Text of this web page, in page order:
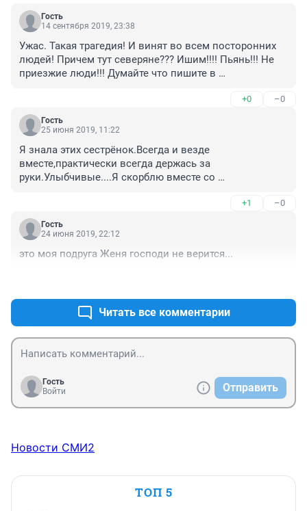
Гость
14 сентября 2019, 23:38
Ужас. Такая трагедия! И винят во всем посторонних
людей! Причем тут северяне??? Ишим!!!! Пьянь!!! Не
приезжие люди!!! Думайте что пишите в
Плохо что у нас нет законов "Жизнь за Жизнь"!!!
+0 –0
Гость
25 июня 2019, 11:22
Я знала этих сестрёнок.Всегда и везде
вместе,практически всегда держась за
руки.Улыбчивые....Я скорблю вместе со
+1 –0
Гость
24 июня 2019, 22:12
это моя подруга Женя господи не верится...
Читать все комментарии
Гость
Войти
Отправить
Новости СМИ2
ТОП 5